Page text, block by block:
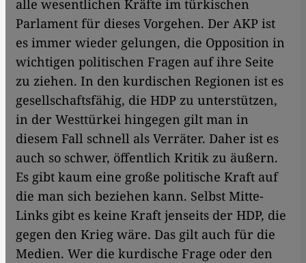
alle wesentlichen Kräfte im türkischen
Parlament für dieses Vorgehen. Der AKP ist
es immer wieder gelungen, die Opposition in
wichtigen politischen Fragen auf ihre Seite
zu ziehen. In den kurdischen Regionen ist es
gesellschaftsfähig, die HDP zu unterstützen,
in der Westtürkei hingegen gilt man in
diesem Fall schnell als Verräter. Daher ist es
auch so schwer, öffentlich Kritik zu äußern.
Es gibt kaum eine große politische Kraft auf
die man sich beziehen kann. Selbst Mitte-
Links gibt es keine Kraft jenseits der HDP, die
gegen den Krieg wäre. Das gilt auch für die
Medien. Wer die kurdische Frage oder den